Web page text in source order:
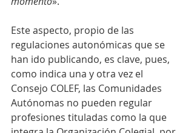
Este aspecto, propio de las
regulaciones autonómicas que se
han ido publicando, es clave, pues,
como indica una y otra vez el
Consejo COLEF, las Comunidades
Autónomas no pueden regular
profesiones tituladas como la que